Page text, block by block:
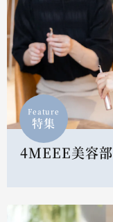
Feature
特集
4MEEE美容部